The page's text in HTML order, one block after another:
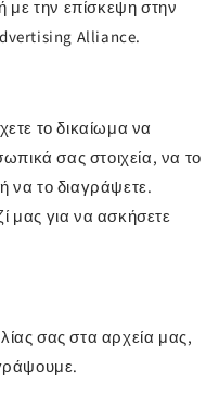
με την επίσκεψη στην
Alliance.
το δικαίωμα να
σας στοιχεία, να το
να το διαγράψετε.
μας για να ασκήσετε
σας στα αρχεία μας,